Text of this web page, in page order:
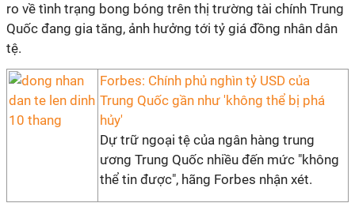
ro về tình trạng bong bóng trên thị trường tài chính Trung
Quốc đang gia tăng, ảnh hưởng tới tỷ giá đồng nhân dân
tệ.
Forbes: Chính phủ nghìn tỷ USD của
Trung Quốc gần như 'không thể bị phá
hủy'
Dự trữ ngoại tệ của ngân hàng trung
ương Trung Quốc nhiều đến mức "không
thể tin được", hãng Forbes nhận xét.